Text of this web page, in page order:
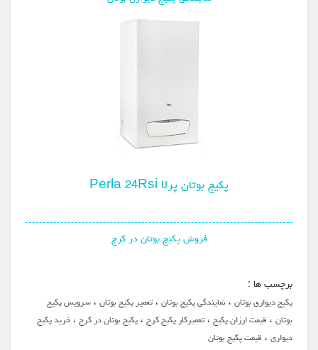
پکیج بوتان پرلا Perla 24Rsi
فروش پکیج بوتان در کرج
برچسب ها :
پکیج دیواری بوتان،نمایندگی پکیج بوتان،تعمیر پکیج بوتان،سرویس پکیج
بوتان، قیمت ارزان پکیج،تعمیرکار پکیج کرج،پکیج بوتان در کرج،خرید پکیج
دیواری، قیمت پکیج بوتان